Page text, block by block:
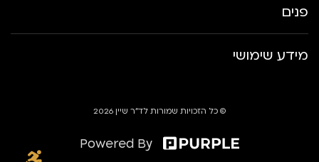
פנים
מידע שימושי
© כל הזכויות שמורות לד״ר שיין 2026
Powered By